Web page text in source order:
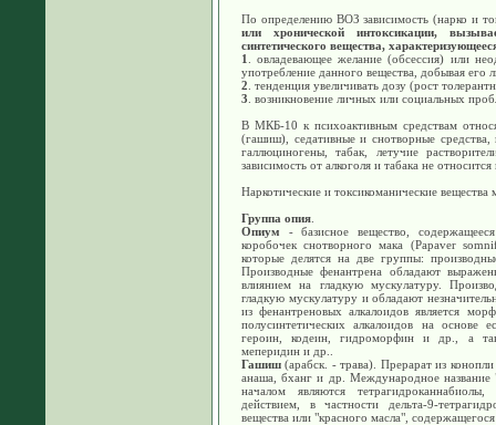
По определению ВОЗ зависимость (нарко и
или хронической интоксикации,
синтетического вещества,
1
. овладевающее желание (обсессия) или
употребление данного вещества, добывая его
2 . тенденция увеличивать дозу (рост
3 . возникновение личных или социальных
В МКБ-10 к психоактивным средствам
(гашиш), седативные и снотворные
галлюциногены, табак, летучие
зависимость от алкоголя и табака не
Наркотические и токсикоманические
Группа опия
Опиум - базисное вещество,
коробочек снотворного мака (Papaver
которые делятся на две группы:
Производные фенантрена обладают
влиянием на гладкую мускулатуру.
гладкую мускулатуру и обладают
из фенантреновых алкалоидов является
полусинтетических алкалоидов на
героин, кодеин, гидроморфин и др., а
меперидин и др..
Гашиш (арабск. - трава). Прерарат из
анаша, бханг и др. Международное
началом являются
действием, в частности дельта-9-
вещества или "красного масла",